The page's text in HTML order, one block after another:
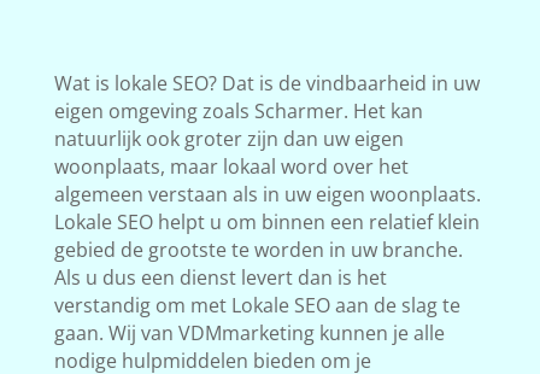
Wat is lokale SEO? Dat is de vindbaarheid in uw
eigen omgeving zoals Scharmer. Het kan
natuurlijk ook groter zijn dan uw eigen
woonplaats, maar lokaal word over het
algemeen verstaan als in uw eigen woonplaats.
Lokale SEO helpt u om binnen een relatief klein
gebied de grootste te worden in uw branche.
Als u dus een dienst levert dan is het
verstandig om met Lokale SEO aan de slag te
gaan. Wij van VDMmarketing kunnen je alle
nodige hulpmiddelen bieden om je